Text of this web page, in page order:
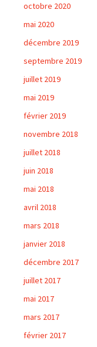
octobre 2020
mai 2020
décembre 2019
septembre 2019
juillet 2019
mai 2019
février 2019
novembre 2018
juillet 2018
juin 2018
mai 2018
avril 2018
mars 2018
janvier 2018
décembre 2017
juillet 2017
mai 2017
mars 2017
février 2017